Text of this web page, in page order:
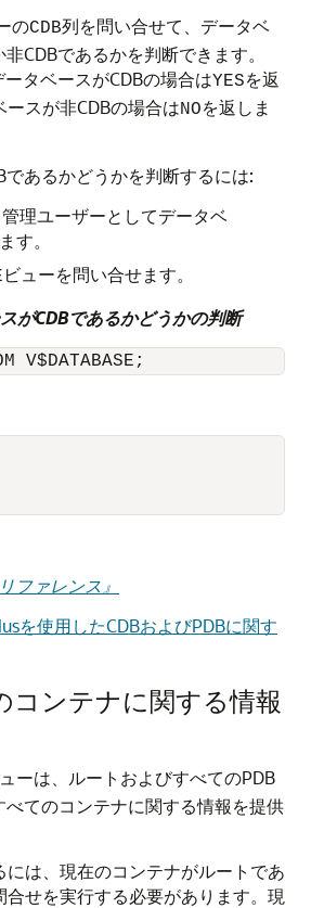
のCDB列を問い合せて、データベ
CDBであるかを判断できます。
タベースがCDBの場合はYESを返
ースが非CDBの場合はNOを返しま
であるかどうかを判断するには:
理ユーザーとしてデータベ
す。
ビューを問い合せます。
がCDBであるかどうかの判断
ファレンス』
を使用したCDBおよびPDBに関す
コンテナに関する情報
ーは、ルートおよびすべてのPDB
べてのコンテナに関する情報を提供
には、現在のコンテナがルートであ
合せを実行する必要があります。現